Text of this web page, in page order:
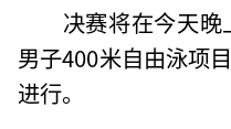
决赛将在今天
男子400米自由泳项
进行。